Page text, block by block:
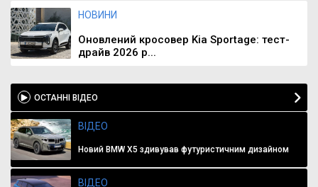
НОВИНИ
Оновлений кросовер Kia Sportage: тест-
драйв 2026 р...
ОСТАННІ ВІДЕО
ВІДЕО
Новий BMW X5 здивував футуристичним дизайном
ВІДЕО